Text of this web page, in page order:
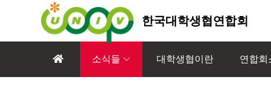
한국대학생협연합회
소식들 대학생협이란 연합회